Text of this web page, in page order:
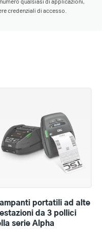
credenziali di accesso.
portatili ad alte
da 3 pollici
serie Alpha